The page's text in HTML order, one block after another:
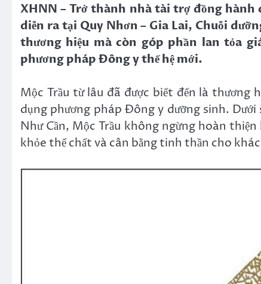
XHNN – Trở thành nhà tài trợ đồng hành
diễn ra tại Quy Nhơn – Gia Lai, Chuỗi
thương hiệu mà còn góp phần lan tỏa
phương pháp Đông y thế hệ mới.
Mộc Trầu từ lâu đã được biết đến là
dụng phương pháp Đông y dưỡng sinh.
Như Cần, Mộc Trầu không ngừng hoàn
khỏe thể chất và cân bằng tinh thần cho